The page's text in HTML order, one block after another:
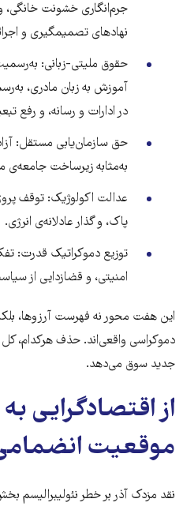
جرم‌انگاری خشونت خانگی،
نهادهای تصمیمگیری و
حقوق ملیتی-زبانی:
آموزش بە زبان مادری،
در ادارات و رسانه، و رفع
حق سازمان‌یابی مستقل:
به‌مثابه زیرساخت جامعه‌ی
عدالت اکولوژیک: توقف
پاک، و گذار عادلانه‌ی انرژی.
توزیع دموکراتیک قدرت:
امنیتی، و قضازدایی از
این هفت محور نه فهرست آرزوها،
دموکراسی واقعی‌اند. حذف هرکدام، کل
جدید سوق می‌دهد.
از اقتصادگرایی
موقعیت
نقد مزدک آذر بر خطر نئولیبرالیسم